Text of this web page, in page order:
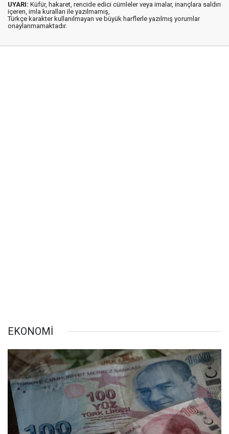
UYARI: Küfür, hakaret, rencide edici cümleler veya imalar, inançlara saldırı
içeren, imla kuralları ile yazılmamış,
Türkçe karakter kullanılmayan ve büyük harflerle yazılmış yorumlar
onaylanmamaktadır.
EKONOMİ